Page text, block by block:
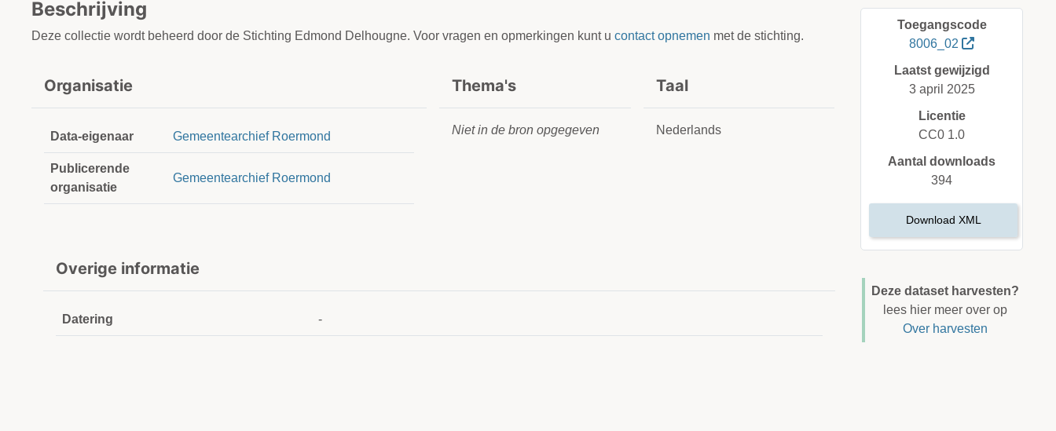
Beschrijving
Deze collectie wordt beheerd door de Stichting Edmond Delhougne. Voor vragen en opmerkingen kunt u contact opnemen met de stichting.
Organisatie
Data-eigenaar Gemeentearchief Roermond
Publicerende
organisatie
Gemeentearchief Roermond
Thema's
Niet in de bron opgegeven
Taal
Nederlands
Overige informatie
Datering -
Toegangscode
8006_02
Laatst gewijzigd
3 april 2025
Licentie
CC0 1.0
Aantal downloads
394
Download XML
Deze dataset harvesten?
lees hier meer over op
Over harvesten